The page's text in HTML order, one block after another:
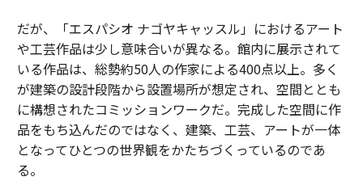
だが、「エスパシオ ナゴヤキャッスル」におけるアート
や工芸作品は少し意味合いが異なる。館内に展示されて
いる作品は、総勢約50人の作家による400点以上。多く
が建築の設計段階から設置場所が想定され、空間ととも
に構想されたコミッションワークだ。完成した空間に作
品をもち込んだのではなく、建築、工芸、アートが一体
となってひとつの世界観をかたちづくっているのであ
る。